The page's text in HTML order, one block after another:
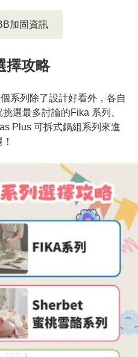
加固資訊
擇攻略
系列除了設計好看外，各自
選最多討論的Fika 系列、
Plus 可拆式鍋組系列來進